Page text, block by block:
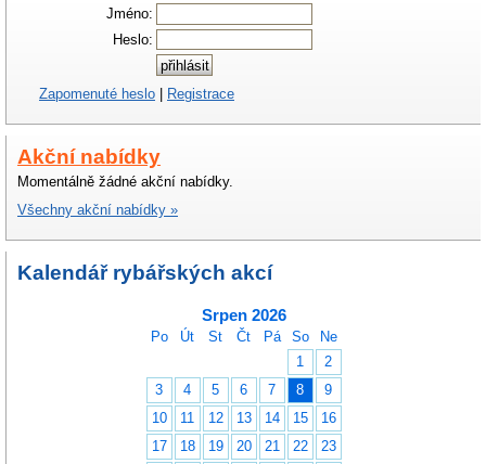
Jméno:
Heslo:
Zapomenuté heslo | Registrace
Akční nabídky
Momentálně žádné akční nabídky.
Všechny akční nabídky »
Kalendář rybářských akcí
Srpen 2026
Po Út St Čt Pá So
Ne
1
2
3
4 5 6 7 8
9
10
11 12 13 14 15
16
17
18 19 20 21 22
23